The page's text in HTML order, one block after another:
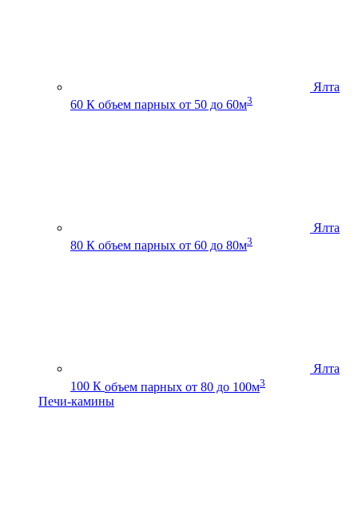
Ялта
60 К объем парных от 50 до 60м3
Ялта
80 К объем парных от 60 до 80м3
Ялта
100 К объем парных от 80 до 100м3
Печи-камины